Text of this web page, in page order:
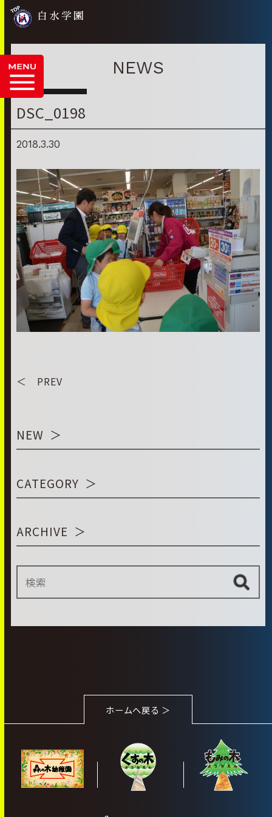
白水学園
NEWS
DSC_0198
2018.3.30
＜ PREV
NEW
CATEGORY
ARCHIVE
ホームへ戻る ＞